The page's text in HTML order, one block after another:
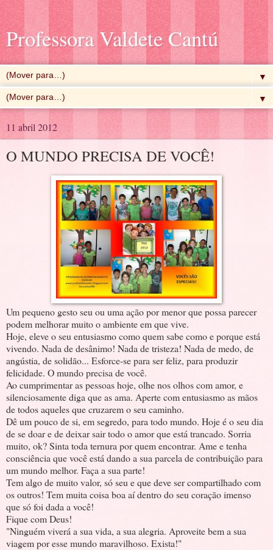
Professora Valdete Cantú
▼
▼
11 abril 2012
O MUNDO PRECISA DE VOCÊ!
Um pequeno gesto seu ou uma ação por menor que possa parecer
podem melhorar muito o ambiente em que vive.
Hoje, eleve o seu entusiasmo como quem sabe como e porque está
vivendo. Nada de desânimo! Nada de tristeza! Nada de medo, de
angústia, de solidão... Esforce-se para ser feliz, para produzir
felicidade. O mundo precisa de você.
Ao cumprimentar as pessoas hoje, olhe nos olhos com amor, e
silenciosamente diga que as ama. Aperte com entusiasmo as mãos
de todos aqueles que cruzarem o seu caminho.
Dê um pouco de si, em segredo, para todo mundo. Hoje é o seu dia
de se doar e de deixar sair todo o amor que está trancado. Sorria
muito, ok? Sinta toda ternura por quem encontrar. Ame e tenha
consciência que você está dando a sua parcela de contribuição para
um mundo melhor. Faça a sua parte!
Tem algo de muito valor, só seu e que deve ser compartilhado com
os outros! Tem muita coisa boa aí dentro do seu coração imenso
que só foi dada a você!
Fique com Deus!
"Ninguém viverá a sua vida, a sua alegria. Aproveite bem a sua
viagem por esse mundo maravilhoso. Exista!"